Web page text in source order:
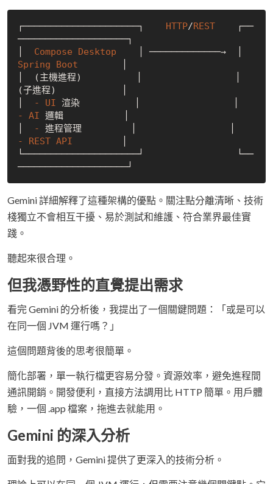
┌─────────────────────┐ HTTP/REST
    ┌──
────────────────────┐
Compose Desktop
Spring
Boot
│  (主機進程)          │                 │
(子進程)            │
- UI
-
AI 邏輯           │
-
-
REST API
└─────────────────────┘                 └──
Gemini 詳細解釋了這種架構的優點。關注點分離清晰、技術
棧獨立不會相互干擾、易於測試和維護、符合業界最佳實
踐。
聽起來很合理。
但我憑野性的直覺提出需求
看完 Gemini 的分析後，我提出了一個關鍵問題：「或是可以
在同一個 JVM 運行嗎？」
這個問題背後的思考很簡單。
簡化部署，單一執行檔更容易分發。資源效率，避免進程間
通訊開銷。開發便利，直接方法調用比 HTTP 簡單。用戶體
驗，一個 .app 檔案，拖進去就能用。
Gemini 的深入分析
面對我的追問，Gemini 提供了更深入的技術分析。